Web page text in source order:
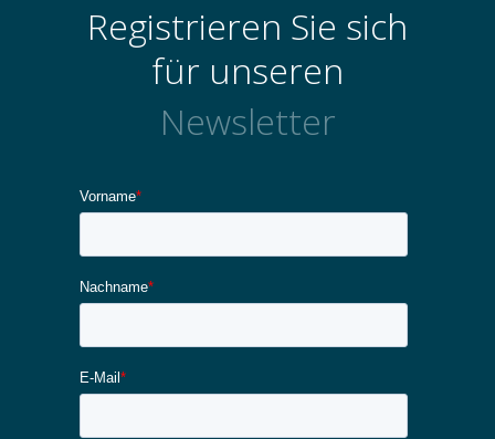
Registrieren Sie sich
für unseren
Newsletter